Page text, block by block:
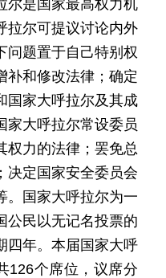
尔是国家最高权力机
拉尔可提议讨论内外
问题置于自己特别权
补和修改法律；确定
国家大呼拉尔及其成
家大呼拉尔常设委员
权力的法律；罢免总
决定国家安全委员会
。国家大呼拉尔为一
公民以无记名投票的
四年。本届国家大呼
126个席位，议席分